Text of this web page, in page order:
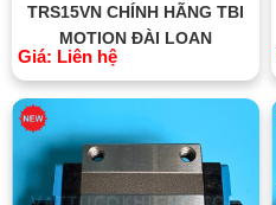
TRS15VN CHÍNH HÃNG TBI
MOTION ĐÀI LOAN
Giá: Liên hệ